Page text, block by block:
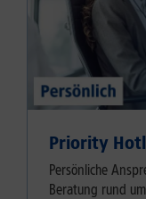
Priority
Persönliche
Beratung rund